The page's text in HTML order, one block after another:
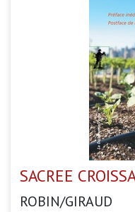
SACREE
ROBIN/GIRAUD